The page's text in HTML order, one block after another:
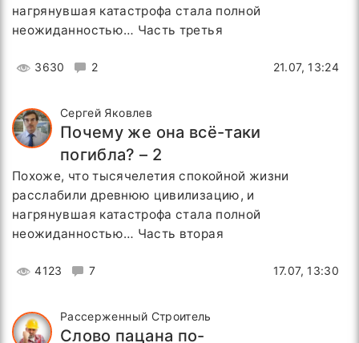
нагрянувшая катастрофа стала полной
неожиданностью… Часть третья
3630 2 21.07, 13:24
Сергей Яковлев
Почему же она всё-таки
погибла? – 2
Похоже, что тысячелетия спокойной жизни
расслабили древнюю цивилизацию, и
нагрянувшая катастрофа стала полной
неожиданностью… Часть вторая
4123 7 17.07, 13:30
Рассерженный Строитель
Слово пацана по-